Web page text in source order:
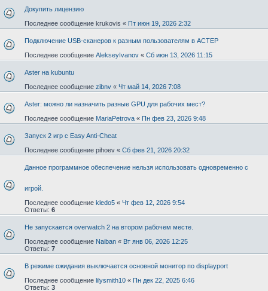
Докупить лицензию
Последнее сообщение krukovis « Пт июн 19, 2026 2:32
Подключение USB-сканеров к разным пользователям в АСТЕР
Последнее сообщение AlekseyIvanov « Сб июн 13, 2026 11:15
Aster на kubuntu
Последнее сообщение zibnv « Чт май 14, 2026 7:08
Aster: можно ли назначить разные GPU для рабочих мест?
Последнее сообщение MariaPetrova « Пн фев 23, 2026 9:48
Запуск 2 игр с Easy Anti-Cheat
Последнее сообщение pihoev « Сб фев 21, 2026 20:32
Данное программное обеспечение нельзя использовать одновременно с
игрой.
Последнее сообщение kledo5 « Чт фев 12, 2026 9:54
Ответы: 6
Не запускается overwatch 2 на втором рабочем месте.
Последнее сообщение Naiban « Вт янв 06, 2026 12:25
Ответы: 7
В режиме ожидания выключается основной монитор по displayport
Последнее сообщение lilysmith10 « Пн дек 22, 2025 6:46
Ответы: 3